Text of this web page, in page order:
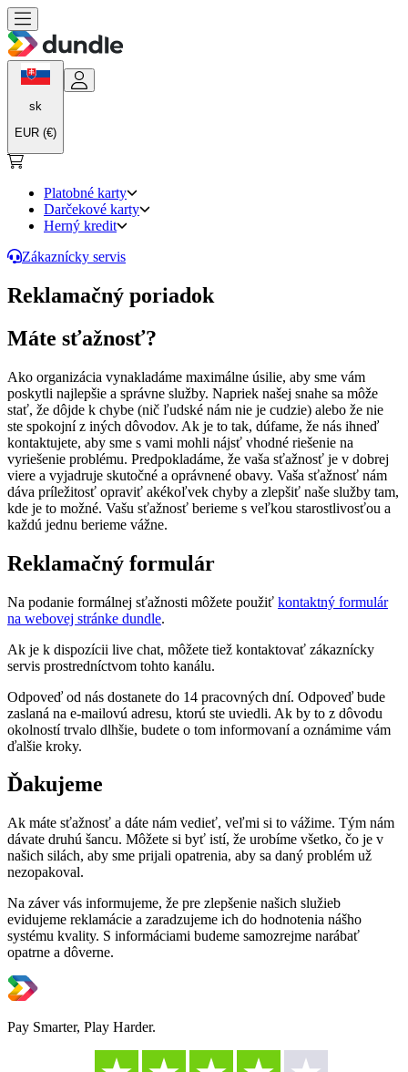
sk
EUR (€)
Platobné karty
Darčekové karty
Herný kredit
Zákaznícky servis
Reklamačný poriadok
Máte sťažnosť?
Ako organizácia vynakladáme maximálne úsilie, aby sme vám
poskytli najlepšie a správne služby. Napriek našej snahe sa môže
stať, že dôjde k chybe (nič ľudské nám nie je cudzie) alebo že nie
ste spokojní z iných dôvodov. Ak je to tak, dúfame, že nás ihneď
kontaktujete, aby sme s vami mohli nájsť vhodné riešenie na
vyriešenie problému. Predpokladáme, že vaša sťažnosť je v dobrej
viere a vyjadruje skutočné a oprávnené obavy. Vaša sťažnosť nám
dáva príležitosť opraviť akékoľvek chyby a zlepšiť naše služby tam,
kde je to možné. Vašu sťažnosť berieme s veľkou starostlivosťou a
každú jednu berieme vážne.
Reklamačný formulár
Na podanie formálnej sťažnosti môžete použiť kontaktný formulár
na webovej stránke dundle.
Ak je k dispozícii live chat, môžete tiež kontaktovať zákaznícky
servis prostredníctvom tohto kanálu.
Odpoveď od nás dostanete do 14 pracovných dní. Odpoveď bude
zaslaná na e-mailovú adresu, ktorú ste uviedli. Ak by to z dôvodu
okolností trvalo dlhšie, budete o tom informovaní a oznámime vám
ďalšie kroky.
Ďakujeme
Ak máte sťažnosť a dáte nám vedieť, veľmi si to vážime. Tým nám
dávate druhú šancu. Môžete si byť istí, že urobíme všetko, čo je v
našich silách, aby sme prijali opatrenia, aby sa daný problém už
nezopakoval.
Na záver vás informujeme, že pre zlepšenie našich služieb
evidujeme reklamácie a zaradzujeme ich do hodnotenia nášho
systému kvality. S informáciami budeme samozrejme narábať
opatrne a dôverne.
Pay Smarter, Play Harder.